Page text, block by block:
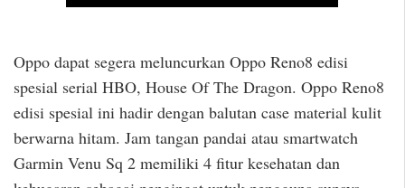
Oppo dapat segera meluncurkan Oppo Reno8 edisi
spesial serial HBO, House Of The Dragon. Oppo Reno8
edisi spesial ini hadir dengan balutan case material kulit
berwarna hitam. Jam tangan pandai atau smartwatch
Garmin Venu Sq 2 memiliki 4 fitur kesehatan dan